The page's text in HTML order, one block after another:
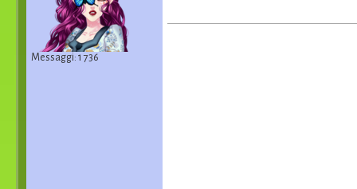
Messaggi: 1 736